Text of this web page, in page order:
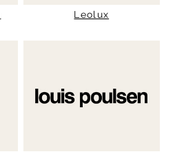
Leolux